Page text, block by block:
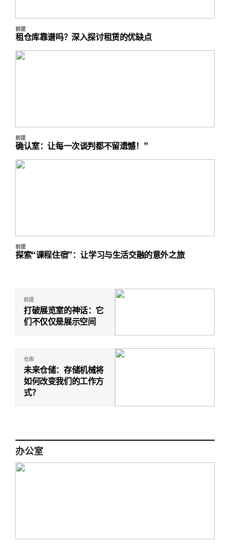
租仓库靠谱吗？深入探讨租赁的优缺点
前提
确认室：让每一次谈判都不留遗憾！”
前提
探索“课程住宿”：让学习与生活交融的意外之旅
前提
打破展览室的神话：它
们不仅仅是展示空间
前提
未来仓储：存储机械将
如何改变我们的工作方
式？
仓库
办公室